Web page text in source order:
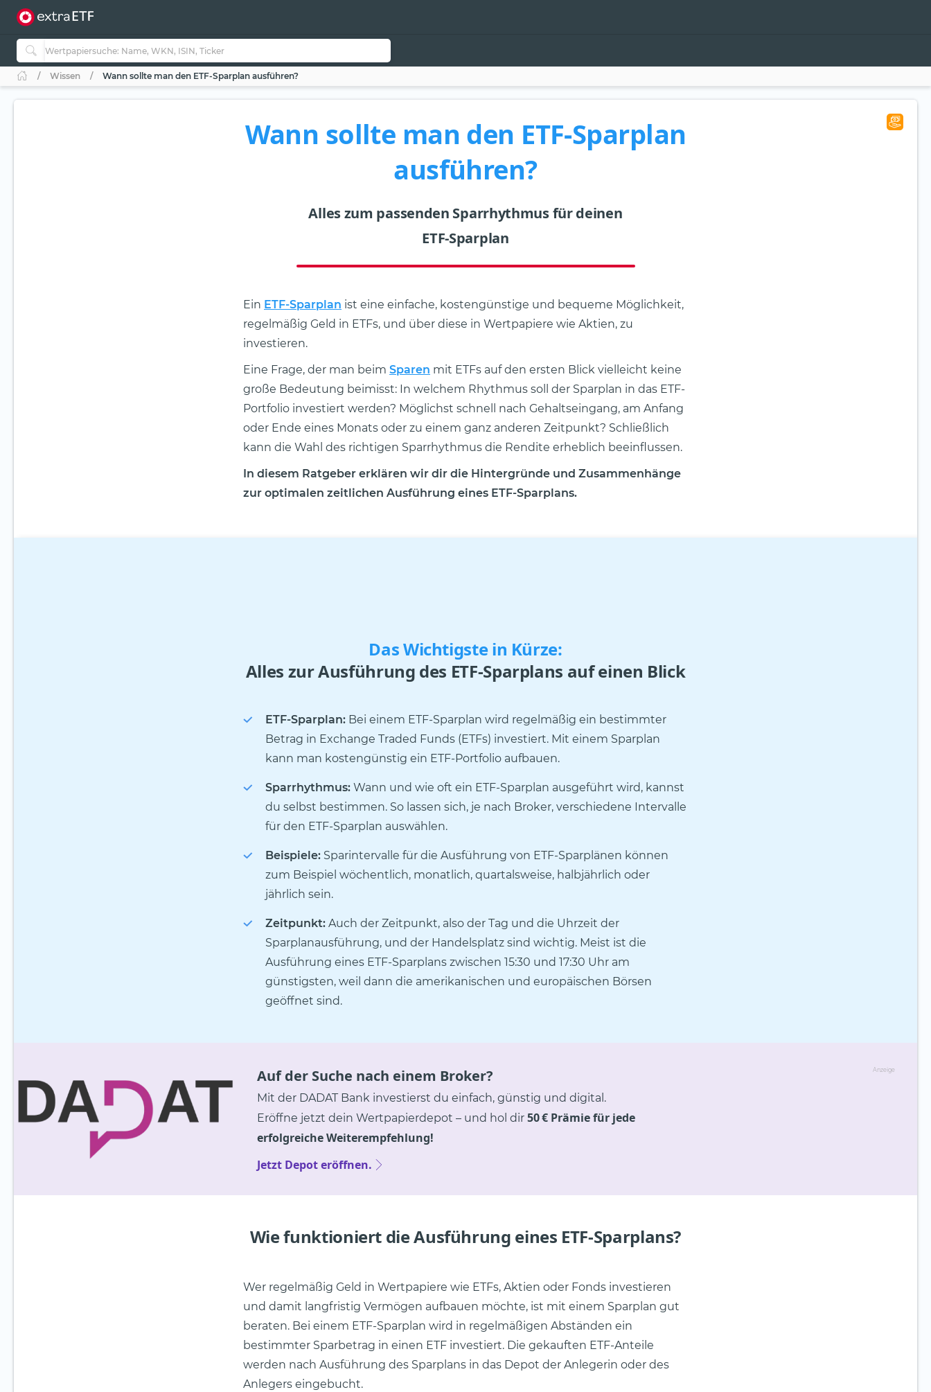
Wissen Wann sollte man den ETF-Sparplan ausführen?
Wann sollte man den ETF-Sparplan
ausführen?
Alles zum passenden Sparrhythmus für deinen
ETF-Sparplan
Ein ETF-Sparplan ist eine einfache, kostengünstige und bequeme Möglichkeit,
regelmäßig Geld in ETFs, und über diese in Wertpapiere wie Aktien, zu
investieren.
Eine Frage, der man beim Sparen mit ETFs auf den ersten Blick vielleicht keine
große Bedeutung beimisst: In welchem Rhythmus soll der Sparplan in das ETF-
Portfolio investiert werden? Möglichst schnell nach Gehaltseingang, am Anfang
oder Ende eines Monats oder zu einem ganz anderen Zeitpunkt? Schließlich
kann die Wahl des richtigen Sparrhythmus die Rendite erheblich beeinflussen.
In diesem Ratgeber erklären wir dir die Hintergründe und Zusammenhänge
zur optimalen zeitlichen Ausführung eines ETF-Sparplans.
Das Wichtigste in Kürze:
Alles zur Ausführung des ETF-Sparplans auf einen Blick
ETF-Sparplan: Bei einem ETF-Sparplan wird regelmäßig ein bestimmter
Betrag in Exchange Traded Funds (ETFs) investiert. Mit einem Sparplan
kann man kostengünstig ein ETF-Portfolio aufbauen.
Sparrhythmus: Wann und wie oft ein ETF-Sparplan ausgeführt wird, kannst
du selbst bestimmen. So lassen sich, je nach Broker, verschiedene Intervalle
für den ETF-Sparplan auswählen.
Beispiele: Sparintervalle für die Ausführung von ETF-Sparplänen können
zum Beispiel wöchentlich, monatlich, quartalsweise, halbjährlich oder
jährlich sein.
Zeitpunkt: Auch der Zeitpunkt, also der Tag und die Uhrzeit der
Sparplanausführung, und der Handelsplatz sind wichtig. Meist ist die
Ausführung eines ETF-Sparplans zwischen 15:30 und 17:30 Uhr am
günstigsten, weil dann die amerikanischen und europäischen Börsen
geöffnet sind.
Anzeige
Auf der Suche nach einem Broker?
Mit der DADAT Bank investierst du einfach, günstig und digital.
Eröffne jetzt dein Wertpapierdepot – und hol dir 50 € Prämie für jede
erfolgreiche Weiterempfehlung!
Jetzt Depot eröffnen.
Wie funktioniert die Ausführung eines ETF-Sparplans?
Wer regelmäßig Geld in Wertpapiere wie ETFs, Aktien oder Fonds investieren
und damit langfristig Vermögen aufbauen möchte, ist mit einem Sparplan gut
beraten. Bei einem ETF-Sparplan wird in regelmäßigen Abständen ein
bestimmter Sparbetrag in einen ETF investiert. Die gekauften ETF-Anteile
werden nach Ausführung des Sparplans in das Depot der Anlegerin oder des
Anlegers eingebucht.